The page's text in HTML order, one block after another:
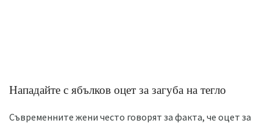
Нападайте с ябълков оцет за загуба на тегло
Съвременните жени често говорят за факта, че оцет за